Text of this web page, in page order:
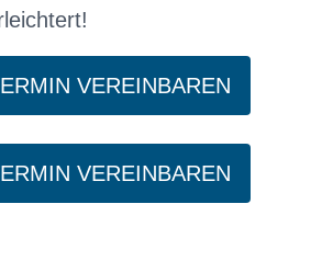
VEREINBAREN
VEREINBAREN